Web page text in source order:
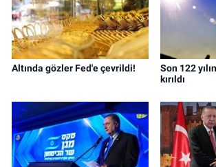
Altında gözler Fed'e çevrildi!
Son 122
kırıldı